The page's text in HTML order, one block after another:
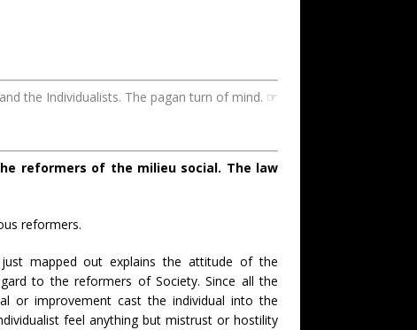
the Individualists. The pagan turn of mind. ☞
reformers of the milieu social. The law
reformers.
mapped out explains the attitude of the
to the reformers of Society. Since all the
or improvement cast the individual into the
feel anything but mistrust or hostility